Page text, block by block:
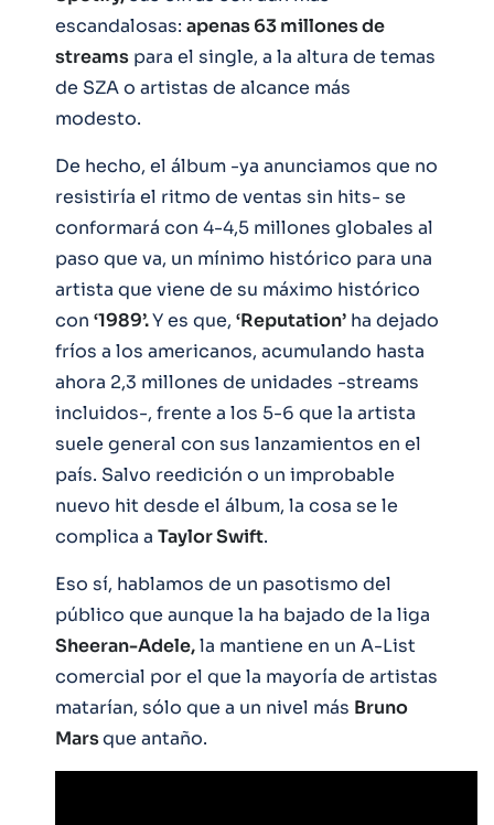
escandalosas: apenas 63 millones de
streams para el single, a la altura de temas
de SZA o artistas de alcance más
modesto.
De hecho, el álbum -ya anunciamos que no
resistiría el ritmo de ventas sin hits- se
conformará con 4-4,5 millones globales al
paso que va, un mínimo histórico para una
artista que viene de su máximo histórico
con ‘1989’.Y es que, ‘Reputation’ ha dejado
fríos a los americanos, acumulando hasta
ahora 2,3 millones de unidades -streams
incluidos-, frente a los 5-6 que la artista
suele general con sus lanzamientos en el
país. Salvo reedición o un improbable
nuevo hit desde el álbum, la cosa se le
complica a Taylor Swift.
Eso sí, hablamos de un pasotismo del
público que aunque la ha bajado de la liga
Sheeran-Adele,la mantiene en un A-List
comercial por el que la mayoría de artistas
matarían, sólo que a un nivel más Bruno
Marsque antaño.